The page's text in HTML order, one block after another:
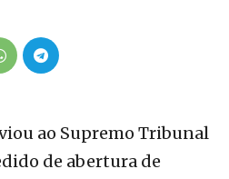
ao Supremo Tribunal
de abertura de